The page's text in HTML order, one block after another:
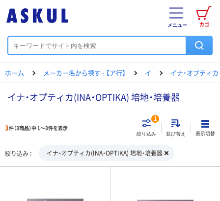
カゴ
メニュー
ホーム メーカー名から探す - 【ア行】 イ イナ・オプティカ
イナ・オプティカ(INA・OPTIKA) 培地・培養器
3件（3商品）中 1～3件を表示
絞り込み
1
並び替え 表示切替
絞り込み イナ・オプティカ(INA・OPTIKA) 培地・培養器